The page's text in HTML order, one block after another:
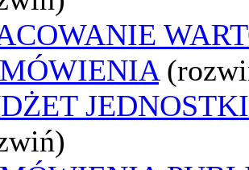
JEDNOSTKI